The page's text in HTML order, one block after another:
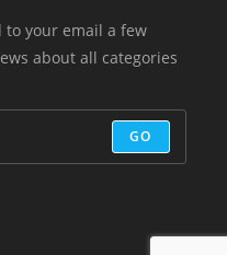
to your email a few
about all categories
GO